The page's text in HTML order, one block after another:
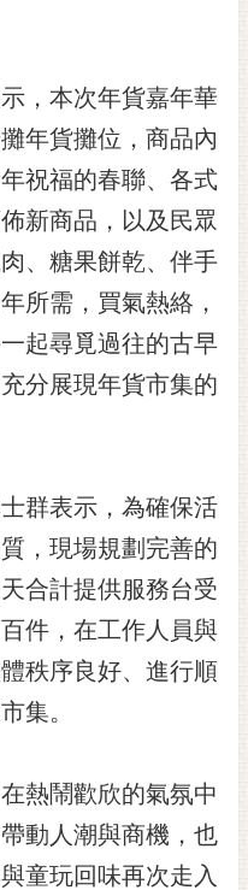
，本次年貨嘉年華
年貨攤位，商品內
祝福的春聯、各式
新商品，以及民眾
、糖果餅乾、伴手
所需，買氣熱絡，
起尋覓過往的古早
分展現年貨市集的
群表示，為確保活
，現場規劃完善的
合計提供服務台受
件，在工作人員與
秩序良好、進行順
集。
熱鬧歡欣的氣氛中
動人潮與商機，也
童玩回味再次走入